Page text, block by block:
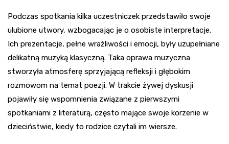
Podczas spotkania kilka uczestniczek przedstawiło swoje
ulubione utwory, wzbogacając je o osobiste interpretacje.
Ich prezentacje, pełne wrażliwości i emocji, były uzupełniane
delikatną muzyką klasyczną. Taka oprawa muzyczna
stworzyła atmosferę sprzyjającą refleksji i głębokim
rozmowom na temat poezji. W trakcie żywej dyskusji
pojawiły się wspomnienia związane z pierwszymi
spotkaniami z literaturą, często mające swoje korzenie w
dzieciństwie, kiedy to rodzice czytali im wiersze.